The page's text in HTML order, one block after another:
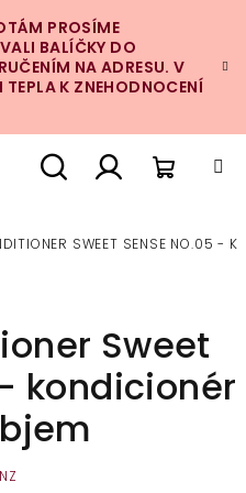
PROSÍME
BALÍČKY DO
NA ADRESU. V
K ZNEHODNOCENÍ
SWEET SENSE NO.05 -
Sweet
kondicionér